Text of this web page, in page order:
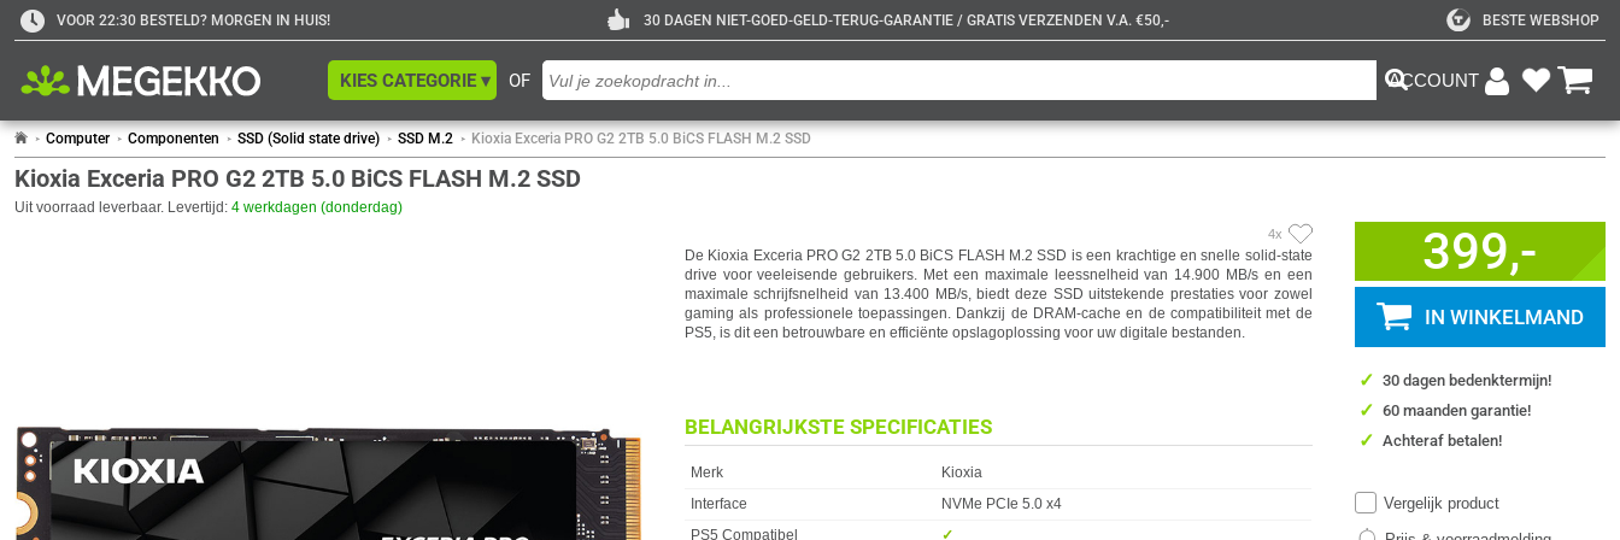
VOOR 22:30 BESTELD? MORGEN IN HUIS! 30 DAGEN NIET-GOED-GELD-TERUG-GARANTIE / GRATIS VERZENDEN V.A. €50,- BESTE WEBSHOP
OF
KIES CATEGORIE ▾ ACCOUNT
Computer Componenten SSD (Solid state drive) SSD M.2 Kioxia Exceria PRO G2 2TB 5.0 BiCS FLASH M.2 SSD
Kioxia Exceria PRO G2 2TB 5.0 BiCS FLASH M.2 SSD
Uit voorraad leverbaar. Levertijd: 4 werkdagen (donderdag)
4x
De Kioxia Exceria PRO G2 2TB 5.0 BiCS FLASH M.2 SSD is een krachtige en snelle solid-state
drive voor veeleisende gebruikers. Met een maximale leessnelheid van 14.900 MB/s en een
maximale schrijfsnelheid van 13.400 MB/s, biedt deze SSD uitstekende prestaties voor zowel
gaming als professionele toepassingen. Dankzij de DRAM-cache en de compatibiliteit met de
PS5, is dit een betrouwbare en efficiënte opslagoplossing voor uw digitale bestanden.
BELANGRIJKSTE SPECIFICATIES
Eigenschap
Merk
Kioxia
Interface
NVMe PCIe 5.0 x4
PS5 Compatibel
✓︎
399,-
IN WINKELMAND
✓ 30 dagen bedenktermijn!
✓ 60 maanden garantie!
✓ Achteraf betalen!
Vergelijk product